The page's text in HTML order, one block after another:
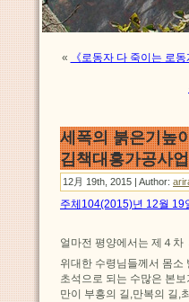
«
《로동자 다 죽이는 로
세폭의 붉은기높
김책대흥가공사
12月 19th, 2015 | Author:
주체104(2015)년 12월 19
얼마전 평양에서는 제４차
위대한 수령님들께서 몸소
초석으로 되는 수많은 본
만이 부흥의 길,만복의 길,